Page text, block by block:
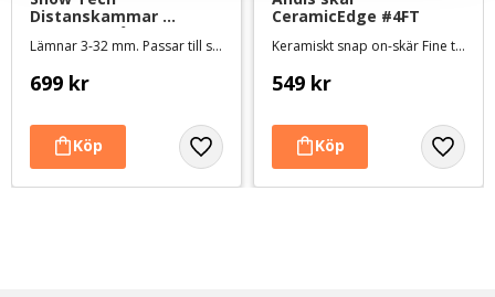
Distanskammar
rostfritt stål 9-pack -
snap-on
Lämnar 3-32 mm. Passar till standard snap on-skär #30, #15 och #10
699 kr
CeramicEdge #4FT
Keramiskt snap on-skär Fine tooth - Lämnar 9,5 mm
549 kr